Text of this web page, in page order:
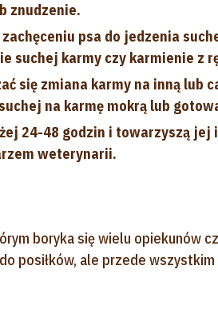
znudzenie.
psa do jedzenia
suchej karmy czy karmienie z
się zmiana karmy na inną lub
na karmę mokrą lub
24-48 godzin i towarzyszą jej
weterynarii.
boryka się wielu opiekunów
posiłków, ale przede